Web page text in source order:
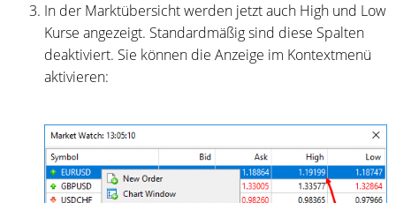
In der Marktübersicht werden jetzt auch High und Low
Kurse angezeigt. Standardmäßig sind diese Spalten
deaktiviert. Sie können die Anzeige im Kontextmenü
aktivieren: